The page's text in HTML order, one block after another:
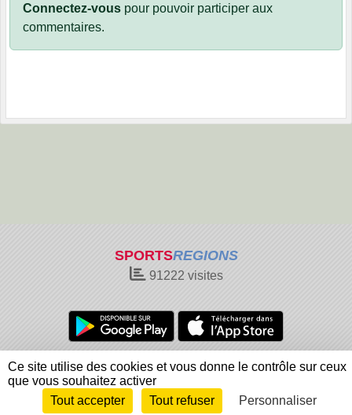
Connectez-vous pour pouvoir participer aux
commentaires.
SPORTSREGIONS
91222 visites
Charte cookies
Gestion des cookies
Informations légales
Signaler un contenu inapproprié
Envie de participer ?
Connexion
Ce site utilise des cookies et vous donne le contrôle sur ceux
que vous souhaitez activer
Tout accepter
Tout refuser Personnaliser